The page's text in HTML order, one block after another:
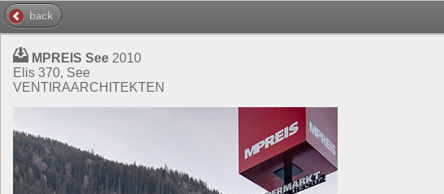
back
MPREIS See 2010
Elis 370, See
VENTIRAARCHITEKTEN